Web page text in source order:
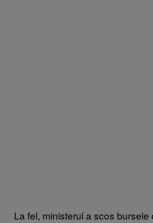
La fel, ministerul a scos bursele